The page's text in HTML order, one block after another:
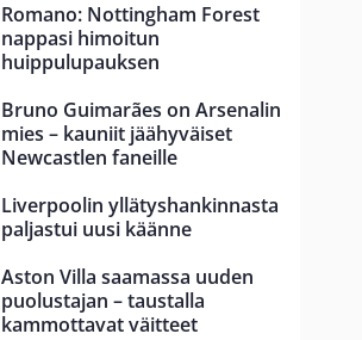
Romano: Nottingham Forest
nappasi himoitun
huippulupauksen
Bruno Guimarães on Arsenalin
mies – kauniit jäähyväiset
Newcastlen faneille
Liverpoolin yllätyshankinnasta
paljastui uusi käänne
Aston Villa saamassa uuden
puolustajan – taustalla
kammottavat väitteet